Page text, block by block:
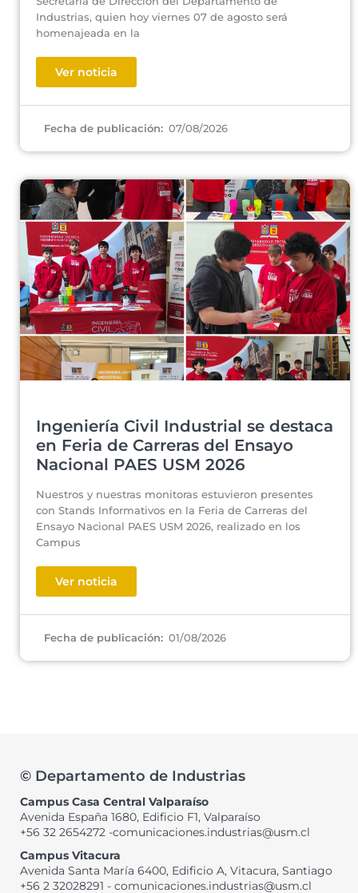
Industrias, quien hoy viernes 07 de agosto será
homenajeada en la
Ver noticia
Fecha de publicación: 07/08/2026
Ingeniería Civil Industrial se destaca
en Feria de Carreras del Ensayo
Nacional PAES USM 2026
Nuestros y nuestras monitoras estuvieron presentes
con Stands Informativos en la Feria de Carreras del
Ensayo Nacional PAES USM 2026, realizado en los
Campus
Ver noticia
Fecha de publicación: 01/08/2026
© Departamento de Industrias
Campus Casa Central Valparaíso
Avenida España 1680, Edificio F1, Valparaíso
+56 32 2654272 -comunicaciones.industrias@usm.cl
Campus Vitacura
Avenida Santa María 6400, Edificio A, Vitacura, Santiago
+56 2 32028291 - comunicaciones.industrias@usm.cl